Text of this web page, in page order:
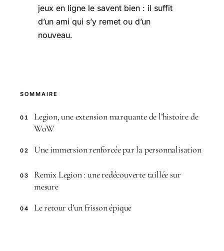
jeux en ligne le savent bien : il suffit
d’un ami qui s’y remet ou d’un
nouveau.
SOMMAIRE
01
Legion, une extension marquante de l’histoire de
WoW
02 Une immersion renforcée par la personnalisation
03
Remix Legion : une redécouverte taillée sur
mesure
04 Le retour d’un frisson épique